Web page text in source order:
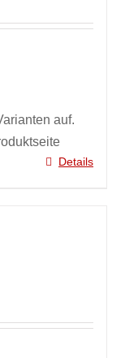
auf.
Details